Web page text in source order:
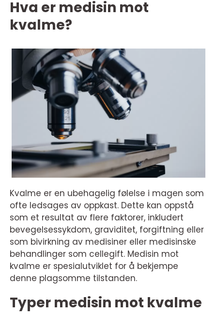
Hva er medisin mot
kvalme?
Kvalme er en ubehagelig følelse i magen som
ofte ledsages av oppkast. Dette kan oppstå
som et resultat av flere faktorer, inkludert
bevegelsessykdom, graviditet, forgiftning eller
som bivirkning av medisiner eller medisinske
behandlinger som cellegift. Medisin mot
kvalme er spesialutviklet for å bekjempe
denne plagsomme tilstanden.
Typer medisin mot kvalme